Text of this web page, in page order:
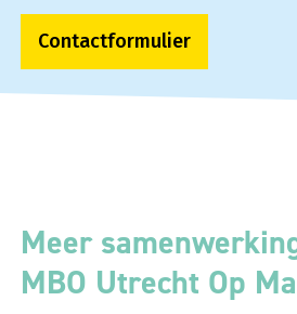
Contactformulier
Meer
MBO Utrecht Op